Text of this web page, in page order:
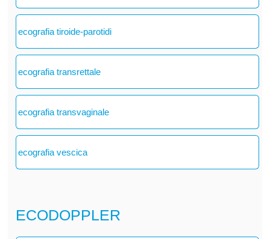
ecografia tiroide-parotidi
ecografia transrettale
ecografia transvaginale
ecografia vescica
ECODOPPLER